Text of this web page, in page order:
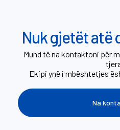
Nuk gjetët atë
Mund të na kontaktoni për
Ekipi ynë i mbështetjes
Na